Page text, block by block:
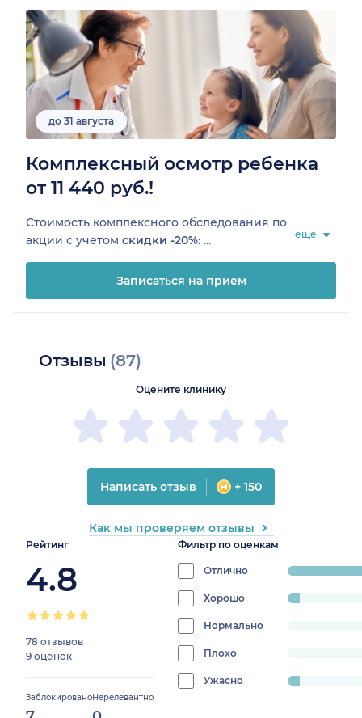
до 31 августа
Комплексный осмотр ребенка
от 11 440 руб.!
Стоимость комплексного обследования по
акции с учетом скидки -20%: ... еще
Записаться на прием
Отзывы (87)
Рейтинг
4.8
78 отзывов
9 оценок
ЗаблокированоНерелевантно
Фильтр по оценкам
Отлично
progress:
90%
Хорошо
5%
Нормально
0%
Плохо
progress:
Ужасно
5%
Оцените клинику
Написать отзыв + 150
Как мы проверяем отзывы